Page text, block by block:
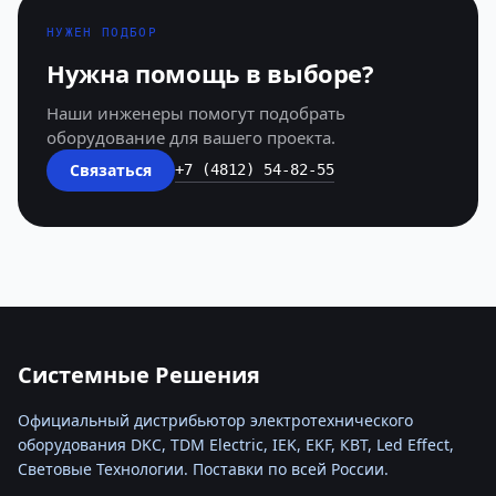
НУЖЕН ПОДБОР
Нужна помощь в выборе?
Наши инженеры помогут подобрать
оборудование для вашего проекта.
Связаться +7 (4812) 54-82-55
Системные Решения
Официальный дистрибьютор электротехнического
оборудования DKC, TDM Electric, IEK, EKF, КВТ, Led Effect,
Световые Технологии. Поставки по всей России.